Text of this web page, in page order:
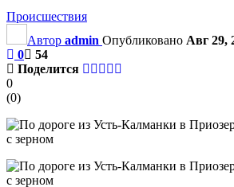
Происшествия
Автор admin Опубликовано Авг 29,
0
54
Поделится
0
(0)